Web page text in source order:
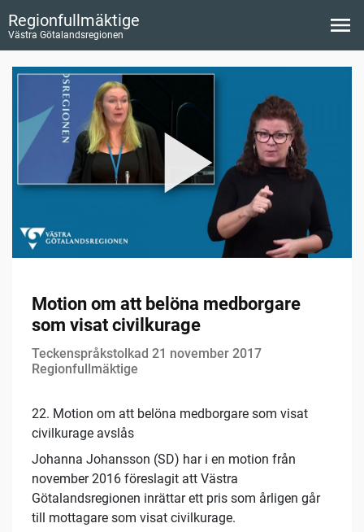
Regionfullmäktige
Västra Götalandsregionen
Motion om att belöna medborgare
som visat civilkurage
Teckenspråkstolkad 21 november 2017
Regionfullmäktige
22. Motion om att belöna medborgare som visat
civilkurage avslås
Johanna Johansson (SD) har i en motion från
november 2016 föreslagit att Västra
Götalandsregionen inrättar ett pris som årligen går
till mottagare som visat civilkurage.